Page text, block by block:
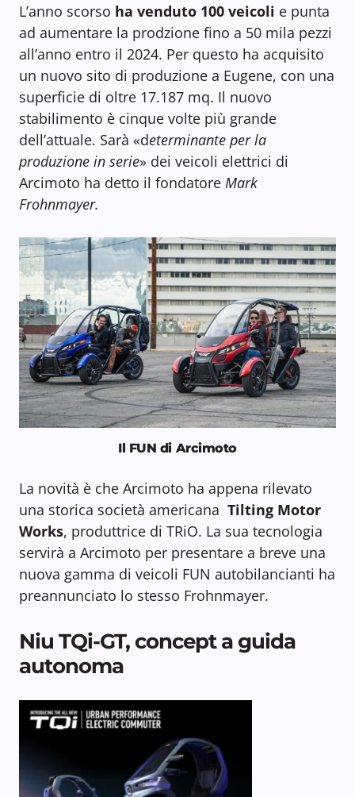
L’anno scorso ha venduto 100 veicoli e punta
ad aumentare la prodzione fino a 50 mila pezzi
all’anno entro il 2024. Per questo ha acquisito
un nuovo sito di produzione a Eugene, con una
superficie di oltre 17.187 mq. Il nuovo
stabilimento è cinque volte più grande
dell’attuale. Sarà «determinante per la
produzione in serie» dei veicoli elettrici di
Arcimoto ha detto il fondatore Mark
Frohnmayer.
Il FUN di Arcimoto
La novità è che Arcimoto ha appena rilevato
una storica società americana Tilting Motor
Works, produttrice di TRiO. La sua tecnologia
servirà a Arcimoto per presentare a breve una
nuova gamma di veicoli FUN autobilancianti ha
preannunciato lo stesso Frohnmayer.
Niu TQi-GT, concept a guida
autonoma